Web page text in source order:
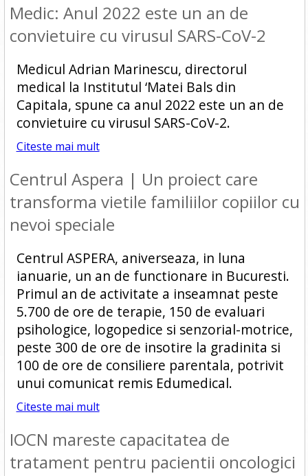
Medic: Anul 2022 este un an de
convietuire cu virusul SARS-CoV-2
Medicul Adrian Marinescu, directorul
medical la Institutul ‘Matei Bals din
Capitala, spune ca anul 2022 este un an de
convietuire cu virusul SARS-CoV-2.
Citeste mai mult
Centrul Aspera | Un proiect care
transforma vietile familiilor copiilor cu
nevoi speciale
Centrul ASPERA, aniverseaza, in luna
ianuarie, un an de functionare in Bucuresti.
Primul an de activitate a inseamnat peste
5.700 de ore de terapie, 150 de evaluari
psihologice, logopedice si senzorial-motrice,
peste 300 de ore de insotire la gradinita si
100 de ore de consiliere parentala, potrivit
unui comunicat remis Edumedical.
Citeste mai mult
IOCN mareste capacitatea de
tratament pentru pacientii oncologici